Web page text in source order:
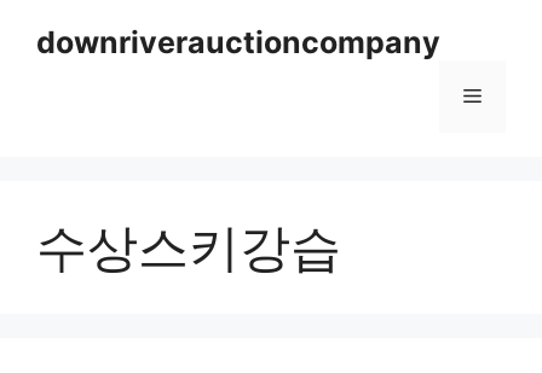
downriverauctioncompany
Menu
수상스키강습